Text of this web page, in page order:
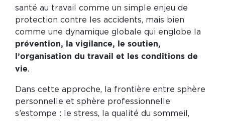
santé au travail comme un simple enjeu de
protection contre les accidents, mais bien
comme une dynamique globale qui englobe la
prévention, la vigilance, le soutien,
l’organisation du travail et les conditions de
vie.
Dans cette approche, la frontière entre sphère
personnelle et sphère professionnelle
s’estompe : le stress, la qualité du sommeil,